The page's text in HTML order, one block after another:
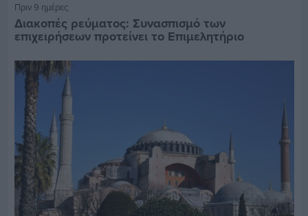
Πριν 9 ημέρες
Διακοπές ρεύματος: Συνασπισμό των
επιχειρήσεων προτείνει το Επιμελητήριο